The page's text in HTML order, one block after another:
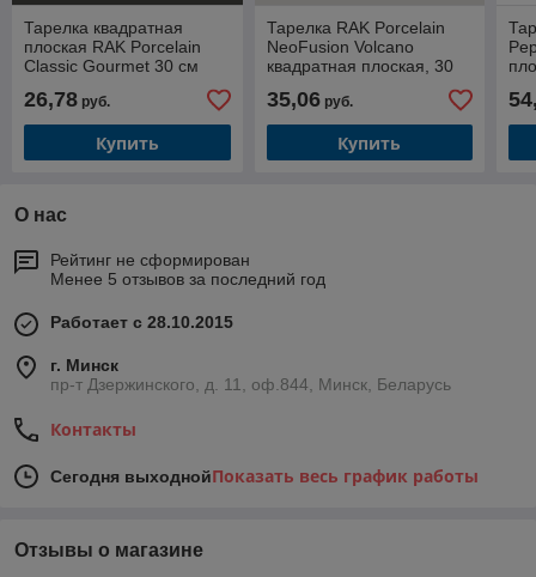
Тарелка квадратная
плоская RAK Porcelain
Classic Gourmet 30 см
26,78 руб.
Купить
Тарелка RAK Porcelain
NeoFusion Volcano
квадратная плоская, 30
35,06руб.
Купить
О нас
Рейтинг не сформирован
Менее 5 отзывов за последний год
Работает с 28.10.2015
г. Минск
пр-т Дзержинского, д. 11, оф.844, Минск, Беларусь
Контакты
Сегодня выходнойПоказать весь график работы
Отзывы о магазине